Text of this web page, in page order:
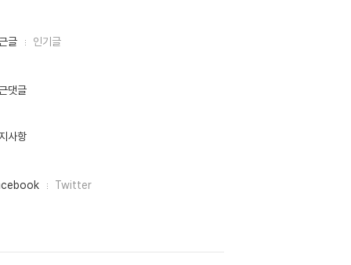
글 인기글
댓글
사항
Twitter